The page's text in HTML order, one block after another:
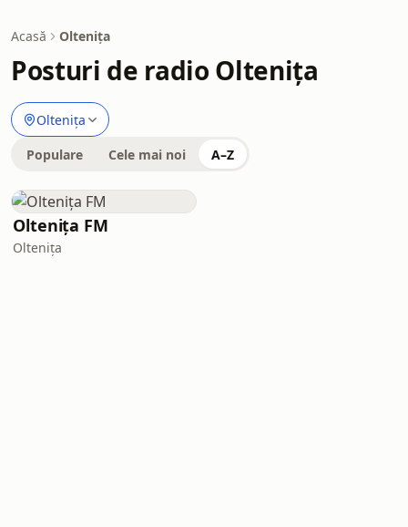
Acasă Oltenița
Posturi de radio Oltenița
Oltenița
Populare Cele mai noi A–Z
Oltenița FM
Oltenița